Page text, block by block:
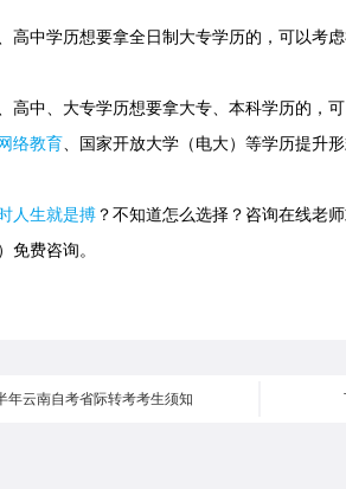
中学历想要拿全日制大专学历的，可以考虑
中、大专学历想要拿大专、本科学历的，可
网络教育、国家开放大学（电大）等学历提升
人生就是搏 ？不知道怎么选择？咨询在线老
免费咨询。
年云南自考省际转考考生须知